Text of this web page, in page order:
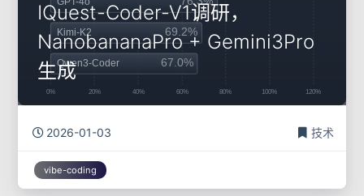
IQuest-Coder-V1调研，
NanobananaPro + Gemini3Pro
生成
2026-01-03 技术
vibe-coding